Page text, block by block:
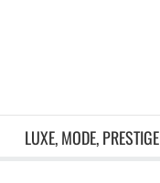
LUXE, MODE, PRESTIGE